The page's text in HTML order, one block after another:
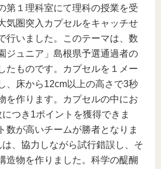
第１理科室にて理科の授業を受
気圏突入カプセルをキャッチせ
行いました。このテーマは、数
ジュニア」島根県予選通過者の
たものです。カプセルを１メー
、床から12cm以上の高さで3秒
を作ります。カプセルの中にお
つき1ポイントを獲得できま
数が高いチームが勝者となりま
、協力しながら試行錯誤し、そ
造物を作りました。科学の醍醐